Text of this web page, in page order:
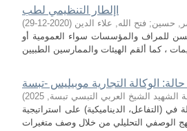
اإلطار التنظيمي لطب
حسين; فتح الله, علاء الدين (
2020-12-29
)
للمراف والمؤسسات سواء العمومية أو
الشهيد الشيخ العربي التبسي تبسة,
2025
)
(التفاعل، الديناميكية) على استراتيجية